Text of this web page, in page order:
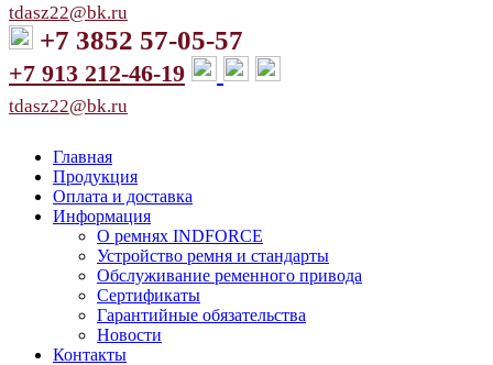
tdasz22@bk.ru
+7 3852 57-05-57
+7 913 212-46-19
tdasz22@bk.ru
Главная
Продукция
Оплата и доставка
Информация
О ремнях INDFORCE
Устройство ремня и стандарты
Обслуживание ременного привода
Сертификаты
Гарантийные обязательства
Новости
Контакты